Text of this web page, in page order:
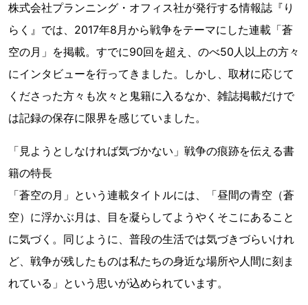
株式会社プランニング・オフィス社が発行する情報誌『り
らく』では、2017年8月から戦争をテーマにした連載「蒼
空の月」を掲載。すでに90回を超え、のべ50人以上の方々
にインタビューを行ってきました。しかし、取材に応じて
くださった方々も次々と鬼籍に入るなか、雑誌掲載だけで
は記録の保存に限界を感じていました。
「見ようとしなければ気づかない」戦争の痕跡を伝える書
籍の特長
「蒼空の月」という連載タイトルには、「昼間の青空（蒼
空）に浮かぶ月は、目を凝らしてようやくそこにあること
に気づく。同じように、普段の生活では気づきづらいけれ
ど、戦争が残したものは私たちの身近な場所や人間に刻ま
れている」という思いが込められています。